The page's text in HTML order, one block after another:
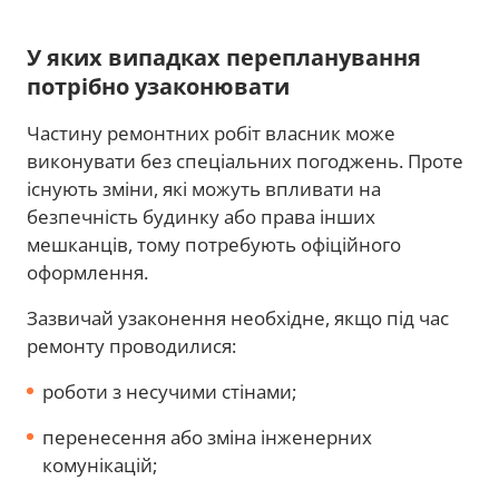
У яких випадках перепланування
потрібно узаконювати
Частину ремонтних робіт власник може
виконувати без спеціальних погоджень. Проте
існують зміни, які можуть впливати на
безпечність будинку або права інших
мешканців, тому потребують офіційного
оформлення.
Зазвичай узаконення необхідне, якщо під час
ремонту проводилися:
роботи з несучими стінами;
перенесення або зміна інженерних
комунікацій;